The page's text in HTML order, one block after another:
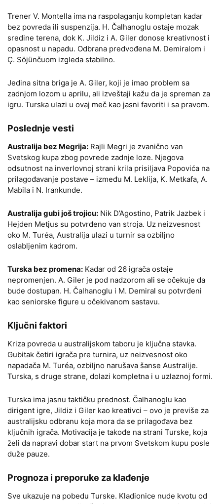
Trener V. Montella ima na raspolaganju kompletan kadar
bez povreda ili suspenzija. H. Čalhanoglu ostaje mozak
sredine terena, dok K. Jildiz i A. Giler donose kreativnost i
opasnost u napadu. Odbrana predvođena M. Demiralom i
Ç. Söjünčuom izgleda stabilno.
Jedina sitna briga je A. Giler, koji je imao problem sa
zadnjom lozom u aprilu, ali izveštaji kažu da je spreman za
igru. Turska ulazi u ovaj meč kao jasni favoriti i sa pravom.
Poslednje vesti
Australija bez Megrija: Rajli Megri je zvanično van
Svetskog kupa zbog povrede zadnje loze. Njegova
odsutnost na inverlovnoj strani krila prisiljava Popovića na
prilagođavanje postave – između M. Leklija, K. Metkafa, A.
Mabila i N. Irankunde.
Australija gubi još trojicu: Nik D’Agostino, Patrik Jazbek i
Hejden Metjus su potvrđeno van stroja. Uz neizvesnost
oko M. Turéa, Australija ulazi u turnir sa ozbiljno
oslabljenim kadrom.
Turska bez promena: Kadar od 26 igrača ostaje
nepromenjen. A. Giler je pod nadzorom ali se očekuje da
bude dostupan. H. Čalhanoglu i M. Demiral su potvrđeni
kao seniorske figure u očekivanom sastavu.
Ključni faktori
Kriza povreda u australijskom taboru je ključna stavka.
Gubitak četiri igrača pre turnira, uz neizvesnost oko
napadača M. Turéa, ozbiljno narušava šanse Australije.
Turska, s druge strane, dolazi kompletna i u uzlaznoj formi.
Turska ima jasnu taktičku prednost. Čalhanoglu kao
dirigent igre, Jildiz i Giler kao kreativci – ovo je previše za
australijsku odbranu koja mora da se prilagođava bez
ključnih igrača. Motivacija je takođe na strani Turske, koja
želi da napravi dobar start na prvom Svetskom kupu posle
duže pauze.
Prognoza i preporuke za klađenje
Sve ukazuje na pobedu Turske. Kladionice nude kvotu od